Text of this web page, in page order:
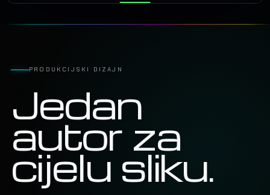
PRODUKCIJSKI DIZAJN
Jedan
autor za
cijelu sliku.